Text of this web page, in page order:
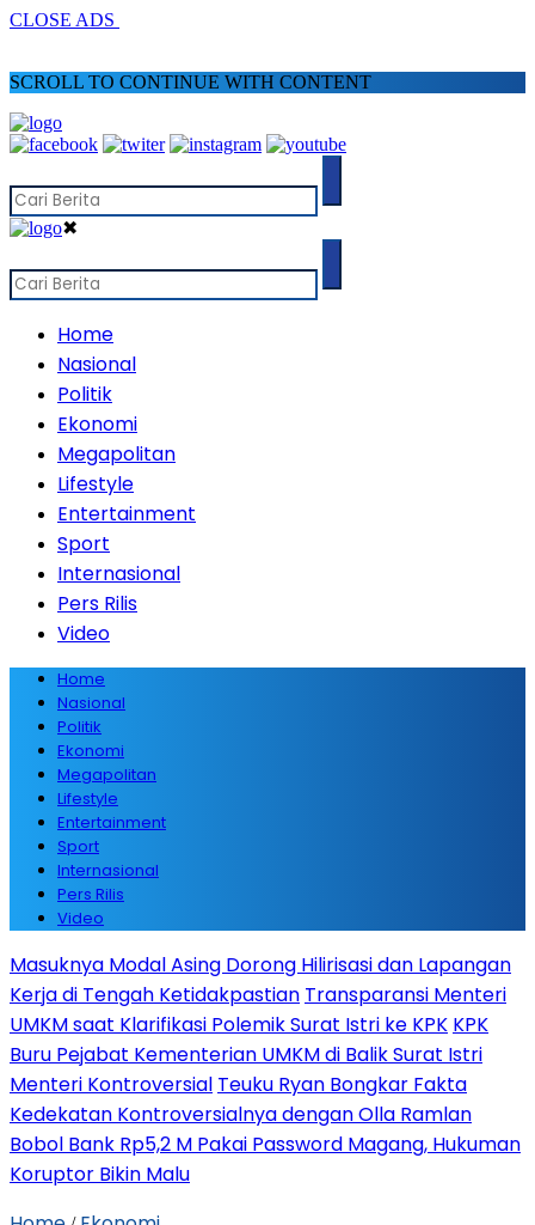
CLOSE ADS
SCROLL TO CONTINUE WITH CONTENT
✖
Home
Nasional
Politik
Ekonomi
Megapolitan
Lifestyle
Entertainment
Sport
Internasional
Pers Rilis
Video
Home
Nasional
Politik
Ekonomi
Megapolitan
Lifestyle
Entertainment
Sport
Internasional
Pers Rilis
Video
Masuknya Modal Asing Dorong Hilirisasi dan Lapangan
Kerja di Tengah Ketidakpastian Transparansi Menteri
UMKM saat Klarifikasi Polemik Surat Istri ke KPK KPK
Buru Pejabat Kementerian UMKM di Balik Surat Istri
Menteri Kontroversial Teuku Ryan Bongkar Fakta
Kedekatan Kontroversialnya dengan Olla Ramlan
Bobol Bank Rp5,2 M Pakai Password Magang, Hukuman
Koruptor Bikin Malu